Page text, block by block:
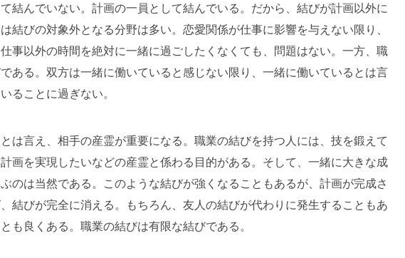
結んでいない。計画の一員として結んでいる。だから、結びが計画以外に
結びの対象外となる分野は多い。恋愛関係が仕事に影響を与えない限り、
事以外の時間を絶対に一緒に過ごしたくなくても、問題はない。一方、職
ある。双方は一緒に働いていると感じない限り、一緒に働いているとは言
ることに過ぎない。
は言え、相手の産霊が重要になる。職業の結びを持つ人には、技を鍛えて
画を実現したいなどの産霊と係わる目的がある。そして、一緒に大きな成
のは当然である。このような結びが強くなることもあるが、計画が完成さ
結びが完全に消える。もちろん、友人の結びが代わりに発生することもあ
も良くある。職業の結びは有限な結びである。